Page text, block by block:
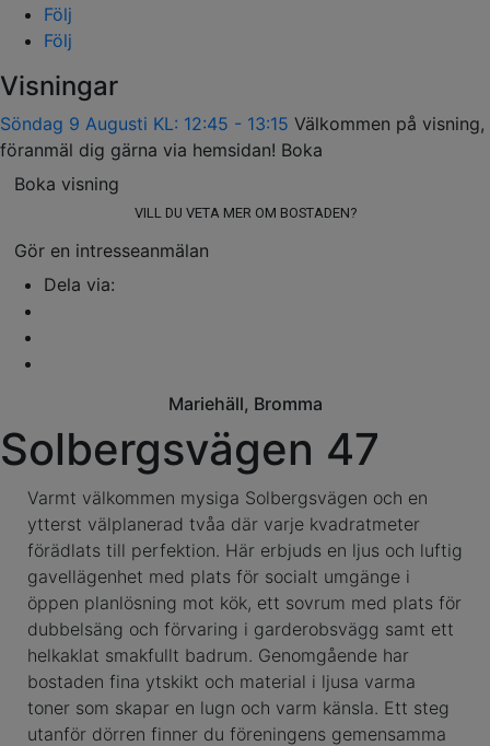
Följ
Följ
Visningar
Söndag 9 Augusti KL: 12:45 - 13:15 Välkommen på visning,
föranmäl dig gärna via hemsidan! Boka
Boka visning
VILL DU VETA MER OM BOSTADEN?
Gör en intresseanmälan
Dela via:
Mariehäll, Bromma
Solbergsvägen 47
Varmt välkommen mysiga Solbergsvägen och en
ytterst välplanerad tvåa där varje kvadratmeter
förädlats till perfektion. Här erbjuds en ljus och luftig
gavellägenhet med plats för socialt umgänge i
öppen planlösning mot kök, ett sovrum med plats för
dubbelsäng och förvaring i garderobsvägg samt ett
helkaklat smakfullt badrum. Genomgående har
bostaden fina ytskikt och material i ljusa varma
toner som skapar en lugn och varm känsla. Ett steg
utanför dörren finner du föreningens gemensamma